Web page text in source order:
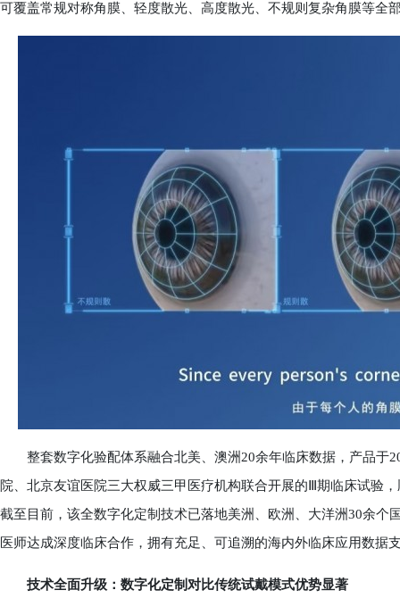
可覆盖常规对称角膜、轻度散光、高度散光、不规则复杂角膜等全
整套数字化验配体系融合北美、澳洲20余年临床数据，产品于
院、北京友谊医院三大权威三甲医疗机构联合开展的Ⅲ期临床试验
截至目前，该全数字化定制技术已落地美洲、欧洲、大洋洲30余个
医师达成深度临床合作，拥有充足、可追溯的海内外临床应用数据
技术全面升级：数字化定制对比传统试戴模式优势显著